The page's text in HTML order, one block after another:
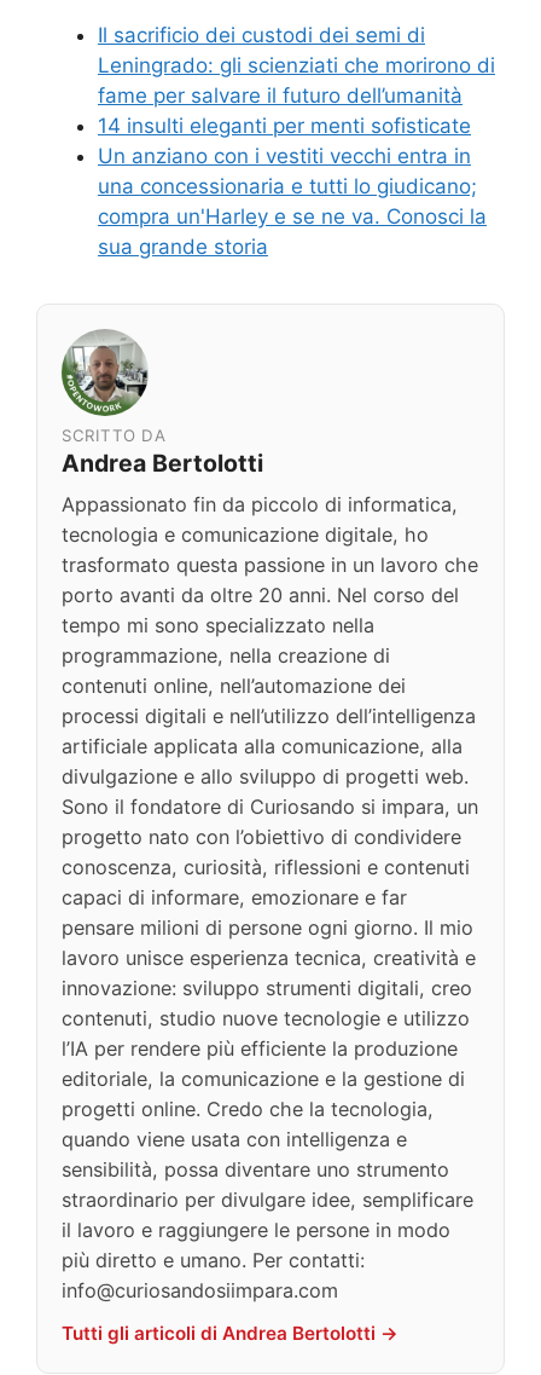
Il sacrificio dei custodi dei semi di
Leningrado: gli scienziati che morirono di
fame per salvare il futuro dell’umanità
14 insulti eleganti per menti sofisticate
Un anziano con i vestiti vecchi entra in
una concessionaria e tutti lo giudicano;
compra un'Harley e se ne va. Conosci la
sua grande storia
SCRITTO DA
Andrea Bertolotti
Appassionato fin da piccolo di informatica,
tecnologia e comunicazione digitale, ho
trasformato questa passione in un lavoro che
porto avanti da oltre 20 anni. Nel corso del
tempo mi sono specializzato nella
programmazione, nella creazione di
contenuti online, nell’automazione dei
processi digitali e nell’utilizzo dell’intelligenza
artificiale applicata alla comunicazione, alla
divulgazione e allo sviluppo di progetti web.
Sono il fondatore di Curiosando si impara, un
progetto nato con l’obiettivo di condividere
conoscenza, curiosità, riflessioni e contenuti
capaci di informare, emozionare e far
pensare milioni di persone ogni giorno. Il mio
lavoro unisce esperienza tecnica, creatività e
innovazione: sviluppo strumenti digitali, creo
contenuti, studio nuove tecnologie e utilizzo
l’IA per rendere più efficiente la produzione
editoriale, la comunicazione e la gestione di
progetti online. Credo che la tecnologia,
quando viene usata con intelligenza e
sensibilità, possa diventare uno strumento
straordinario per divulgare idee, semplificare
il lavoro e raggiungere le persone in modo
più diretto e umano. Per contatti:
info@curiosandosiimpara.com
Tutti gli articoli di Andrea Bertolotti →